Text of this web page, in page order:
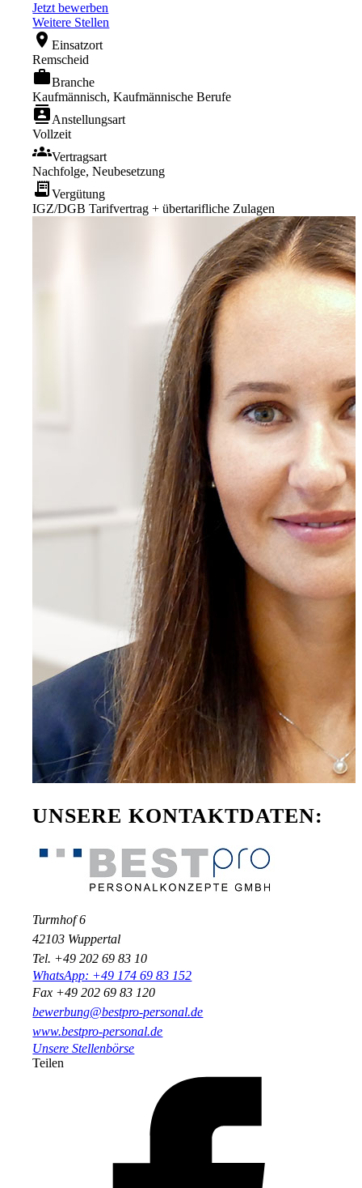
Jetzt bewerben
Weitere Stellen
location_onEinsatzort
Remscheid
workBranche
Kaufmännisch, Kaufmännische Berufe
contactsAnstellungsart
Vollzeit
groupsVertragsart
Nachfolge, Neubesetzung
receipt_longVergütung
IGZ/DGB Tarifvertrag + übertarifliche Zulagen
UNSERE KONTAKTDATEN:
Turmhof 6
42103 Wuppertal
Tel. +49 202 69 83 10
WhatsApp: +49 174 69 83 152
Fax +49 202 69 83 120
bewerbung@bestpro-personal.de
www.bestpro-personal.de
Unsere Stellenbörse
Teilen